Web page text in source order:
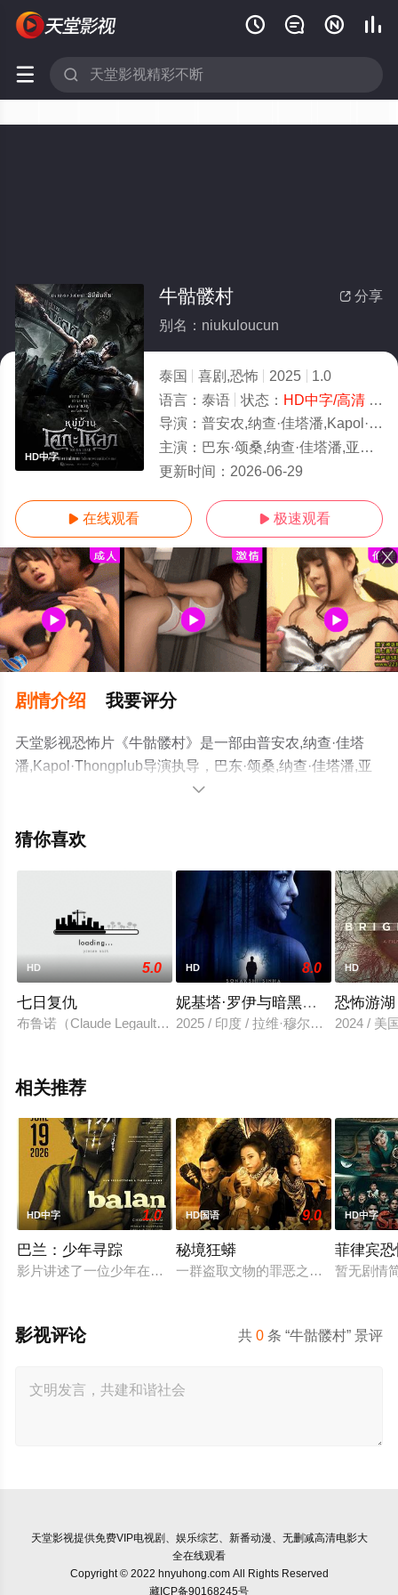
   
 
HD中字
 分享
牛骷髅村
别名：niukuloucun
泰国 喜剧,恐怖 2025
1.0
语言： 泰语 状态： HD中字/高清- 免费在线观看
导演： 普安农,纳查·佳塔潘,Kapol·Thongplub
主演： 巴东·颂桑,纳查·佳塔潘,亚沙卡·柴松,翁加特·契姆查鲁本库尔,Kapol
更新时间： 2026-06-29
 在线观看  极速观看
剧情介绍 我要评分
天堂影视恐怖片《牛骷髅村》是一部由普安农,纳查·佳塔
潘,Kapol·Thongplub导演执导，巴东·颂桑,纳查·佳塔潘,亚
沙卡·柴松,翁加特·契姆查鲁本库
萨哈查·楚姆鲁姆,Aukkarat·Jittasiri等演员精彩演绎的泰国
电影网，更多相关信息可移步至豆瓣电影、电视猫或剧情

猜你喜欢
HD 5.0
七日复仇
布鲁诺（Claude Legault 饰）和西尔维（Fanny Mallette 饰）是
HD 8.0
妮基塔·罗伊与暗黑启示录
2025 / 印度 / 拉维·穆尔塔尼,索娜什·
HD
恐怖游湖
2024 / 美
相关推荐
HD中字 1.0
巴兰：少年寻踪
影片讲述了一位少年在动荡的童年中长大，母亲又突然失踪后
HD国语 9.0
秘境狂蟒
一群盗取文物的罪恶之徒，在一次盗
HD中字
菲律宾
暂无剧情
共0 条 “牛骷髅村” 景评
影视评论
天堂影视提供免费VIP电视剧、娱乐综艺、新番动漫、无删减高清电影大
全在线观看
Copyright © 2022 hnyuhong.com All Rights Reserved
藏ICP备90168245号